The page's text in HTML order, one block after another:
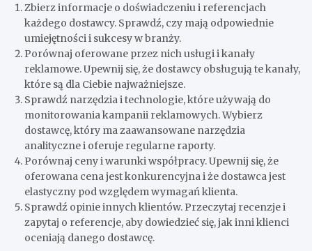
Zbierz informacje o doświadczeniu i referencjach
każdego dostawcy. Sprawdź, czy mają odpowiednie
umiejętności i sukcesy w branży.
Porównaj oferowane przez nich usługi i kanały
reklamowe. Upewnij się, że dostawcy obsługują te kanały,
które są dla Ciebie najważniejsze.
Sprawdź narzędzia i technologie, które używają do
monitorowania kampanii reklamowych. Wybierz
dostawcę, który ma zaawansowane narzędzia
analityczne i oferuje regularne raporty.
Porównaj ceny i warunki współpracy. Upewnij się, że
oferowana cena jest konkurencyjna i że dostawca jest
elastyczny pod względem wymagań klienta.
Sprawdź opinie innych klientów. Przeczytaj recenzje i
zapytaj o referencje, aby dowiedzieć się, jak inni klienci
oceniają danego dostawcę.